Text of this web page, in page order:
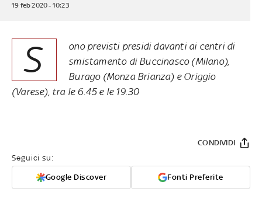
19 feb 2020 - 10:23
S
ono previsti presidi davanti ai centri di
smistamento di Buccinasco (Milano),
Burago (Monza Brianza) e Origgio
(Varese), tra le 6.45 e le 19.30
Seguici su:
Google Discover Fonti Preferite
CONDIVIDI